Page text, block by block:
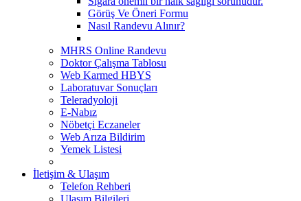
Görüş Ve Öneri Formu
Nasıl Randevu Alınır?
MHRS Online Randevu
Doktor Çalışma Tablosu
Web Karmed HBYS
Laboratuvar Sonuçları
Teleradyoloji
E-Nabız
Nöbetçi Eczaneler
Web Arıza Bildirim
Yemek Listesi
İletişim & Ulaşım
Telefon Rehberi
Ulaşım Bilgileri